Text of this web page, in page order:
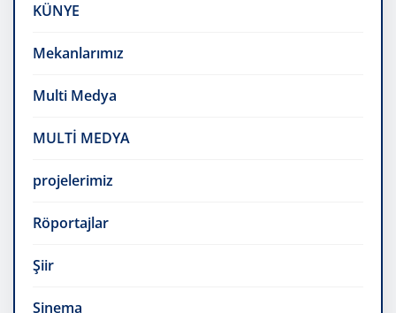
KÜNYE
Mekanlarımız
Multi Medya
MULTİ MEDYA
projelerimiz
Röportajlar
Şiir
Sinema